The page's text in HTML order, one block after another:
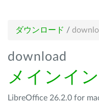
ダウンロード /
download
メインイ
LibreOffice 26.2.0 for